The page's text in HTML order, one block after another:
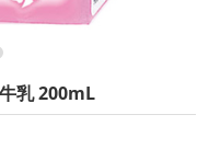
乳 200mL